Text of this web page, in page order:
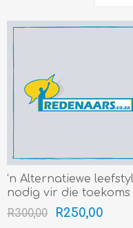
‘n Alternatiewe
nodig vir die toekoms
8-12) (4min+)
R300,00 R250,00